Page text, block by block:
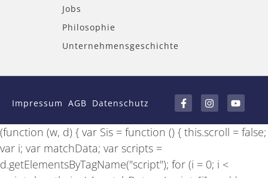
Jobs
Philosophie
Unternehmensgeschichte
Impressum AGB Datenschutz
a
c
e
b
o
-
f
n
s
t
a
g
m
o
u
t
u
b
(function (w, d) { var Sis = function () { this.scroll = false;
var i; var matchData; var scripts =
d.getElementsByTagName("script"); for (i = 0; i <